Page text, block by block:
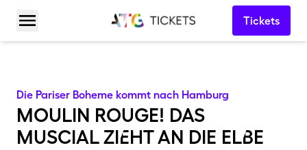
Menü öffnen
Tickets
moulin rouge! das
muscial ziEht an die elBe
Die Pariser Boheme kommt nach Hamburg